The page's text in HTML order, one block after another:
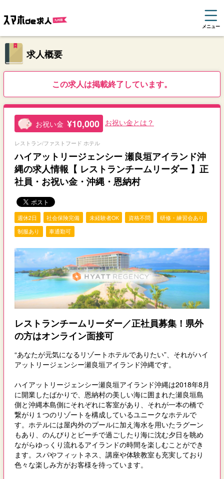
メニュー
求人概要
この求人は掲載終了しています。
お祝い金 ¥10,000 お祝い金とは？
レストラン/ファストフード ホテル
ハイアットリージェンシー 瀬良垣アイランド沖
縄の求人情報【 レストランチームリーダー 】正
社員・お祝い金・沖縄・恩納村
週休2日 社会保険完備 未経験者OK 資格不問
研修・練習会あり
制服あり
車通勤可
レストランチームリーダー／正社員募集！県外
の方はオンライン面接可
“あなたが元気になるリゾートホテルでありたい”、それがハイ
アットリージェンシー瀬良垣アイランド沖縄です。
ハイアットリージェンシー瀬良垣アイランド沖縄は2018年8月
に開業したばかりで、恩納村の美しい海に囲まれた瀬良垣島
側と沖縄本島側にそれぞれに客室があり、それが一本の橋で
繋がり１つのリゾートを構成しているユニークなホテルで
す。ホテルには屋内外のプールに加え海水を用いたラグーン
もあり、のんびりとビーチで過ごしたり海に沈む夕日を眺め
ながらゆっくり流れるアイランドの時間を楽しむことができ
ます。スパやフィットネス、講座や体験教室も充実しており
色々な楽しみ方がお客様を待っています。